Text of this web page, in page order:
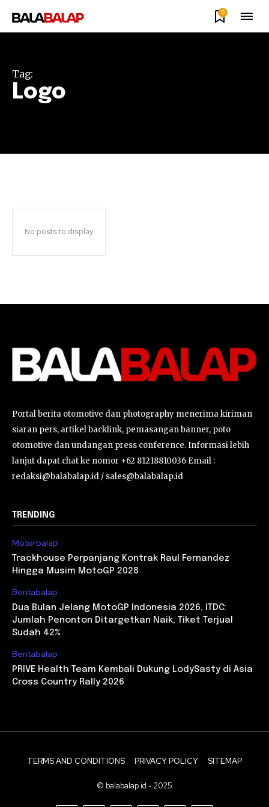
0
Tag:
Logo
No posts to display
Portal berita otomotive dan photography menerima kiriman
siaran pers, artikel backlink, pemasangan banner, poto
otomotive dan undangan press conference. Informasi lebih
lanjut dapat chat ke nomor +62 81218810036 Email :
redaksi@balabalap.id / sales@balabalap.id
TRENDING
Motorbalap
Trackhouse Perpanjang Kontrak Raul Fernandez
Hingga Musim MotoGP 2028
Beritabalap
Dua Bulan Jelang MotoGP Indonesia 2026, ITDC:
Jumlah Penonton Ditargetkan Naik, Tiket Terjual
Sudah 42%
Beritabalap
PRIVE Health Team Kembali Dukung LodySasty di Asia
Cross Country Rally 2026
TERMS AND CONDITIONS PRIVACY POLICY SITEMAP
© balabalap.id - 2025